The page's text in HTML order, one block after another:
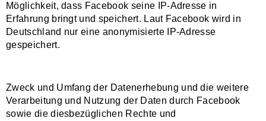
Möglichkeit, dass Facebook seine IP-Adresse in
Erfahrung bringt und speichert. Laut Facebook wird in
Deutschland nur eine anonymisierte IP-Adresse
gespeichert.
Zweck und Umfang der Datenerhebung und die weitere
Verarbeitung und Nutzung der Daten durch Facebook
sowie die diesbezüglichen Rechte und